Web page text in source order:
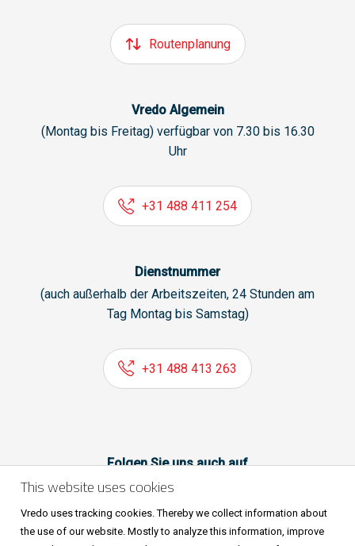
Routenplanung
Vredo Algemein
(Montag bis Freitag) verfügbar von 7.30 bis 16.30
Uhr
+31 488 411 254
Dienstnummer
(auch außerhalb der Arbeitszeiten, 24 Stunden am
Tag Montag bis Samstag)
+31 488 413 263
Folgen Sie uns auch auf
This website uses cookies
Vredo uses tracking cookies. Thereby we collect information about
the use of our website. Mostly to analyze this information, improve